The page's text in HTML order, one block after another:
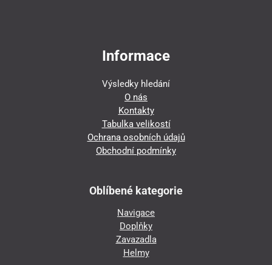
Informace
Výsledky hledání
O nás
Kontakty
Tabulka velikostí
Ochrana osobních údajů
Obchodní podmínky
Oblíbené kategorie
Navigace
Doplňky
Zavazadla
Helmy